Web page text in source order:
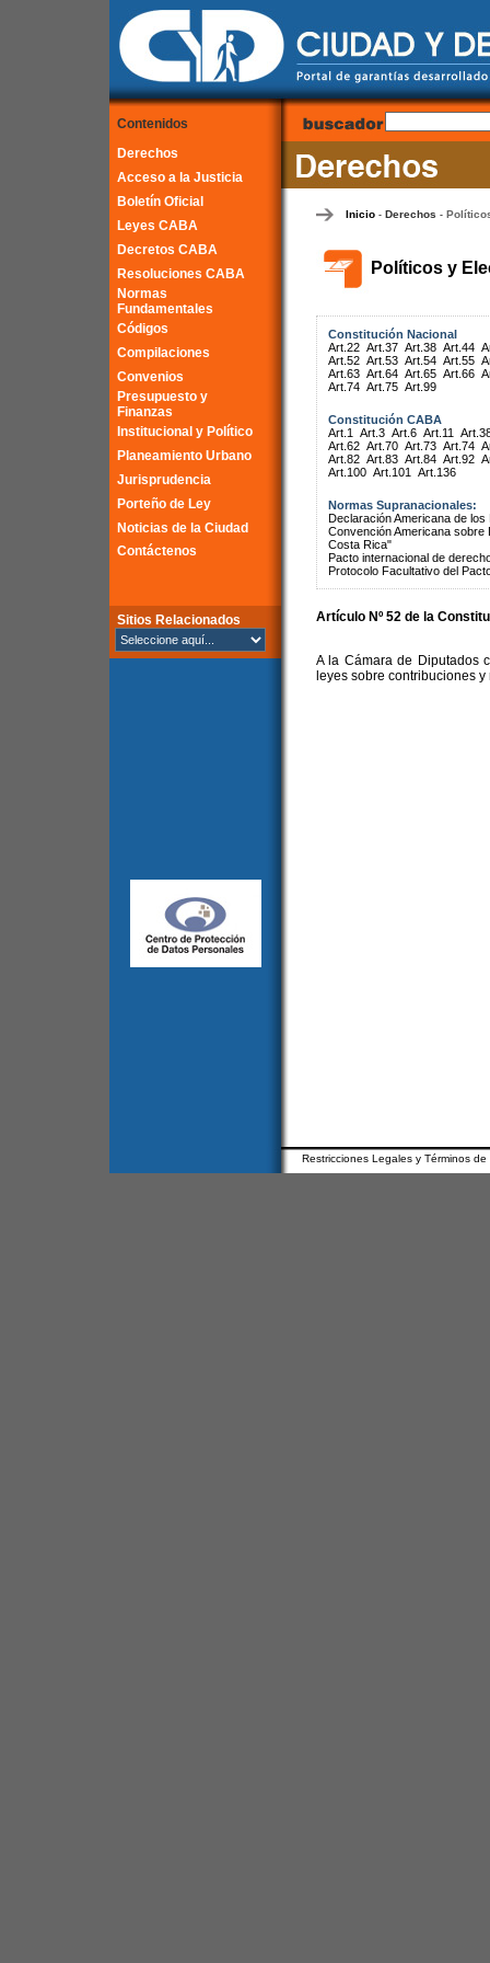
Contenidos
Derechos
Acceso a la Justicia
Boletín Oficial
Leyes CABA
Decretos CABA
Resoluciones CABA
Normas
Fundamentales
Códigos
Compilaciones
Convenios
Presupuesto y
Finanzas
Institucional y Político
Planeamiento Urbano
Jurisprudencia
Porteño de Ley
Noticias de la Ciudad
Contáctenos
Sitios Relacionados
Inicio- Derechos -
Políticos y
Constitución Nacional
Art.22 Art.37 Art.38 Art.44
Art.52 Art.53 Art.54 Art.55
Art.63 Art.64 Art.65 Art.66
Art.74 Art.75 Art.99
Constitución CABA
Art.1
Art.3 Art.6 Art.11
Art.62 Art.70 Art.73 Art.74
Art.82 Art.83 Art.84 Art.92
Art.100 Art.101 Art.136
Normas Supranacionales:
Declaración Americana de
Convención Americana
Costa Rica"
Pacto internacional de
Protocolo Facultativo del
Artículo Nº 52 de la
A la Cámara de Diputados
leyes sobre contribuciones
Restricciones Legales y Términos de